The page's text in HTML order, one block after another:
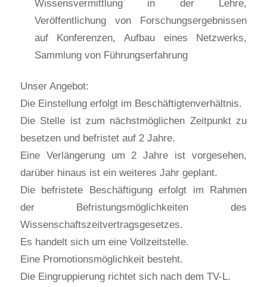
Wissensvermittlung in der Lehre,
Veröffentlichung von Forschungsergebnissen
auf Konferenzen, Aufbau eines Netzwerks,
Sammlung von Führungserfahrung
Unser Angebot:
Die Einstellung erfolgt im Beschäftigtenverhältnis.
Die Stelle ist zum nächstmöglichen Zeitpunkt zu
besetzen und befristet auf 2 Jahre.
Eine Verlängerung um 2 Jahre ist vorgesehen,
darüber hinaus ist ein weiteres Jahr geplant.
Die befristete Beschäftigung erfolgt im Rahmen
der Befristungsmöglichkeiten des
Wissenschaftszeitvertragsgesetzes.
Es handelt sich um eine Vollzeitstelle.
Eine Promotionsmöglichkeit besteht.
Die Eingruppierung richtet sich nach dem TV-L.